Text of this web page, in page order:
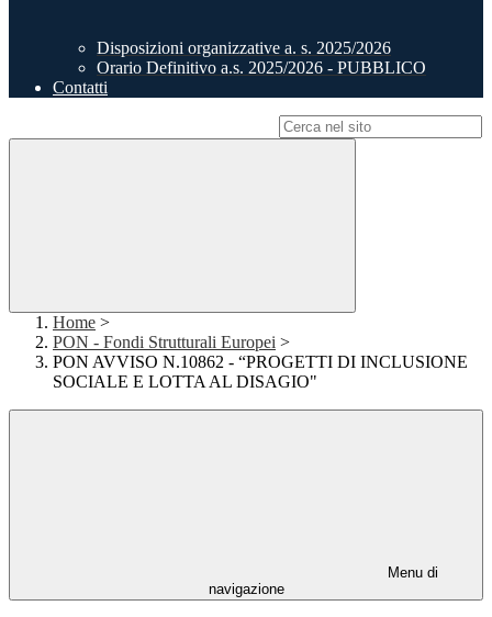
Disposizioni organizzative a. s. 2025/2026
Orario Definitivo a.s. 2025/2026 - PUBBLICO
Contatti
Home >
PON - Fondi Strutturali Europei >
PON AVVISO N.10862 - “PROGETTI DI INCLUSIONE
SOCIALE E LOTTA AL DISAGIO"
Menu di
navigazione